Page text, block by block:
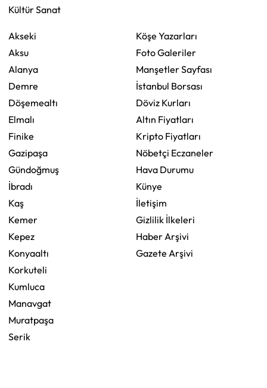
Kültür Sanat
Akseki
Aksu
Alanya
Demre
Döşemealtı
Elmalı
Finike
Gazipaşa
Gündoğmuş
İbradı
Kaş
Kemer
Kepez
Konyaaltı
Korkuteli
Kumluca
Manavgat
Muratpaşa
Serik
Köşe Yazarları
Foto Galeriler
Manşetler Sayfası
İstanbul Borsası
Döviz Kurları
Altın Fiyatları
Kripto Fiyatları
Nöbetçi Eczaneler
Hava Durumu
Künye
İletişim
Gizlilik İlkeleri
Haber Arşivi
Gazete Arşivi